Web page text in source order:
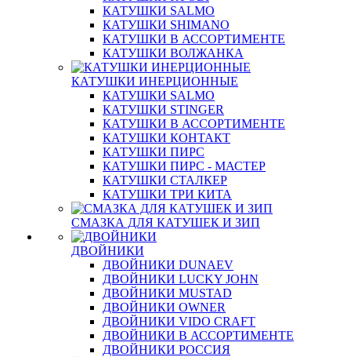
КАТУШКИ SALMO
КАТУШКИ SHIMANO
КАТУШКИ В АССОРТИМЕНТЕ
КАТУШКИ ВОЛЖАНКА
КАТУШКИ ИНЕРЦИОННЫЕ
КАТУШКИ SALMO
КАТУШКИ STINGER
КАТУШКИ В АССОРТИМЕНТЕ
КАТУШКИ КОНТАКТ
КАТУШКИ ПИРС
КАТУШКИ ПИРС - МАСТЕР
КАТУШКИ СТАЛКЕР
КАТУШКИ ТРИ КИТА
СМАЗКА ДЛЯ КАТУШЕК И ЗИП
ДВОЙНИКИ
ДВОЙНИКИ DUNAEV
ДВОЙНИКИ LUCKY JOHN
ДВОЙНИКИ MUSTAD
ДВОЙНИКИ OWNER
ДВОЙНИКИ VIDO CRAFT
ДВОЙНИКИ В АССОРТИМЕНТЕ
ДВОЙНИКИ РОССИЯ